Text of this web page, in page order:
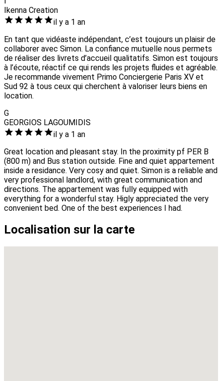
Ikenna Creation
il y a 1 an
En tant que vidéaste indépendant, c’est toujours un plaisir de
collaborer avec Simon. La confiance mutuelle nous permets
de réaliser des livrets d’accueil qualitatifs. Simon est toujours
à l’écoute, réactif ce qui rends les projets fluides et agréable.
Je recommande vivement Primo Conciergerie Paris XV et
Sud 92 à tous ceux qui cherchent à valoriser leurs biens en
location.
G
GEORGIOS LAGOUMIDIS
il y a 1 an
Great location and pleasant stay. In the proximity pf PER B
(800 m) and Bus station outside. Fine and quiet appartement
inside a residance. Very cosy and quiet. Simon is a reliable and
very professional landlord, with great communication and
directions. The appartement was fully equipped with
everything for a wonderful stay. Higly appreciated the very
convenient bed. One of the best experiences I had.
Localisation sur la carte